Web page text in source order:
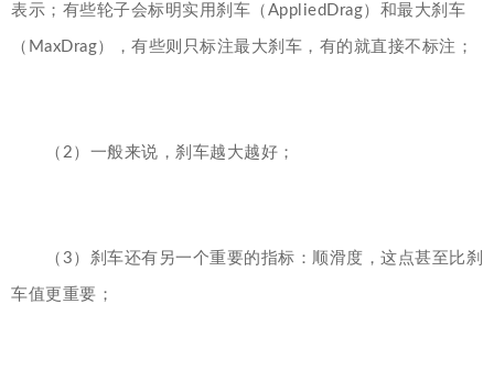
表示；有些轮子会标明实用刹车（AppliedDrag）和最大刹车
（MaxDrag），有些则只标注最大刹车，有的就直接不标注；
（2）一般来说，刹车越大越好；
（3）刹车还有另一个重要的指标：顺滑度，这点甚至比刹
车值更重要；